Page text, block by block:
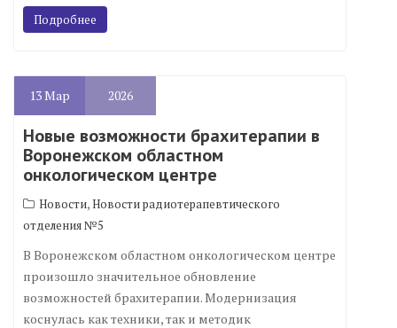
Подробнее
13Мар 2026
Новые возможности брахитерапии в
Воронежском областном
онкологическом центре
Новости,Новости радиотерапевтического
отделения №5
В Воронежском областном онкологическом центре
произошло значительное обновление
возможностей брахитерапии. Модернизация
коснулась как техники, так и методик